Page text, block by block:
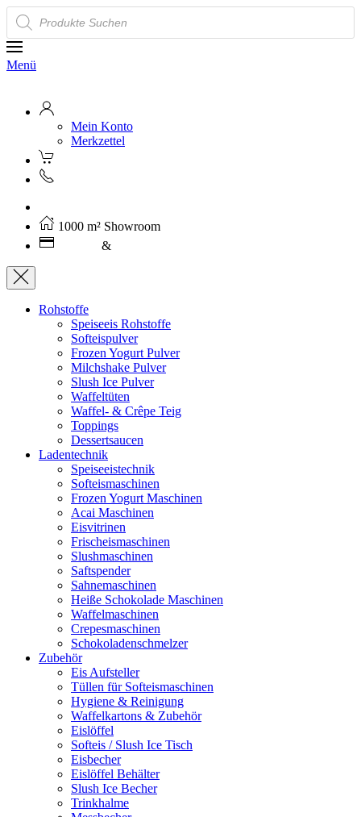
Products
search
Menü
Mein Konto
Merkzettel
1000 m² Showroom
&
Rohstoffe
Speiseeis Rohstoffe
Softeispulver
Frozen Yogurt Pulver
Milchshake Pulver
Slush Ice Pulver
Waffeltüten
Waffel- & Crêpe Teig
Toppings
Dessertsaucen
Ladentechnik
Speiseeistechnik
Softeismaschinen
Frozen Yogurt Maschinen
Acai Maschinen
Eisvitrinen
Frischeismaschinen
Slushmaschinen
Saftspender
Sahnemaschinen
Heiße Schokolade Maschinen
Waffelmaschinen
Crepesmaschinen
Schokoladenschmelzer
Zubehör
Eis Aufsteller
Tüllen für Softeismaschinen
Hygiene & Reinigung
Waffelkartons & Zubehör
Eislöffel
Softeis / Slush Ice Tisch
Eisbecher
Eislöffel Behälter
Slush Ice Becher
Trinkhalme